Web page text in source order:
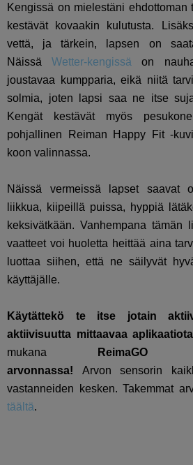
Kengissä on mielestäni ehdottoman
kestävät kovaakin kulutusta.
vettä, ja tärkein, lapsen on
NäissäWetter-kengissä on
joustavaa kumpparia, eikä niitä
solmia, joten lapsi saa ne itse
Kengät kestävät myös
pohjallinen
Reiman Happy Fit -
koon valinnassa.
Näissä vermeissä lapset saavat
liikkua, kiipeillä puissa, hyppiä
keksivätkään. Vanhempana tämän
vaatteet voi huoletta heittää aina
luottaa siihen, että ne säilyvät
käyttäjälle.
Käytättekö te itse jotain
aktiivisuutta mittaavaa
mukana
ReimaGO -
arvonnassa! Arvon sensorin
vastanneiden kesken. Takemmat
täältä.